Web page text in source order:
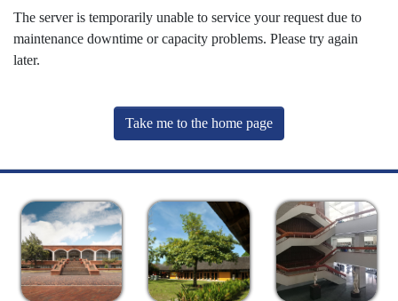
The server is temporarily unable to service your request due to
maintenance downtime or capacity problems. Please try again
later.
Take me to the home page